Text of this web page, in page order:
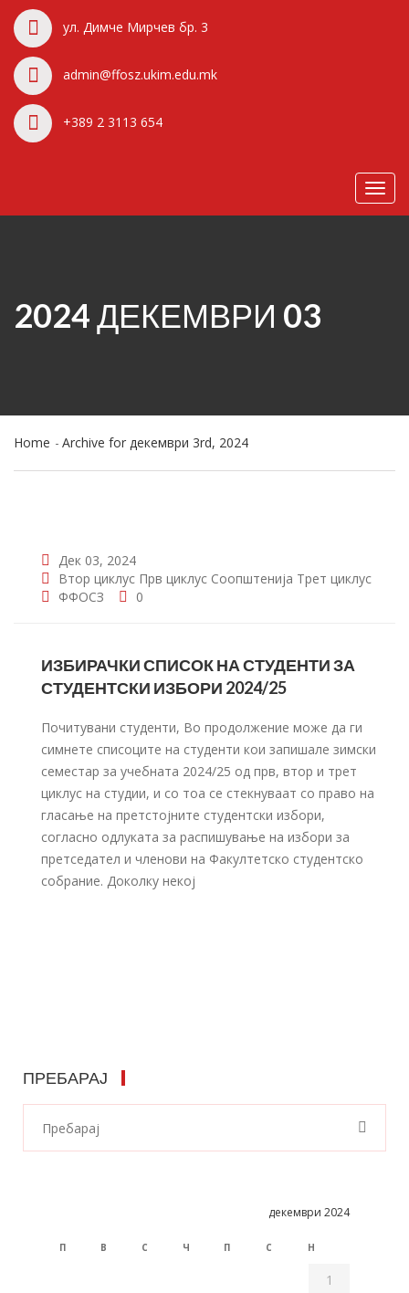
ул. Димче Мирчев бр. 3
admin@ffosz.ukim.edu.mk
+389 2 3113 654
2024 ДЕКЕМВРИ 03
Home Archive for декември 3rd, 2024
Дек 03, 2024
Втор циклус Прв циклус Соопштенија Трет циклус
ФФОСЗ
0
ИЗБИРАЧКИ СПИСОК НА СТУДЕНТИ ЗА
СТУДЕНТСКИ ИЗБОРИ 2024/25
Почитувани студенти, Во продолжение може да ги
симнете списоците на студенти кои запишале зимски
семестар за учебната 2024/25 од прв, втор и трет
циклус на студии, и со тоа се стекнуваат со право на
гласање на претстојните студентски избори,
согласно одлуката за распишување на избори за
претседател и членови на Факултетско студентско
собрание. Доколку некој
ПРЕБАРАЈ
декември 2024
П В С Ч П С Н
1